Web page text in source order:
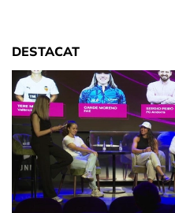
DESTACAT